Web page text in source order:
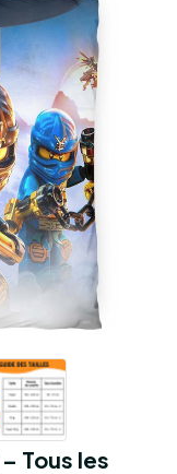
Tous les